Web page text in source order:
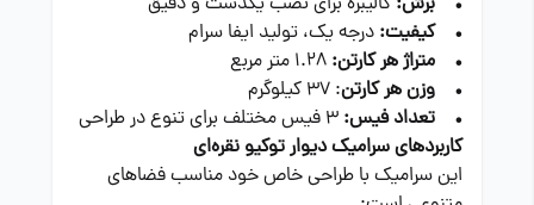
• کیفیت: درجه یک، تولید ایفا سرام
• متراژ هر کارتن:
• وزن هر کارتن: 37 کیلوگرم
• تعداد فیس:
کاربردهای سرامیک دیوار توکیو نقره‌ای
این سرامیک با طراحی خاص خود مناسب فضاهای